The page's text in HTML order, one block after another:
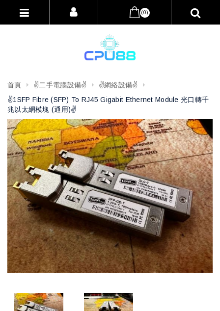
(0)
首頁 ✌️二手電腦設備✌️
✌️網絡設備✌️
✌️1SFP Fibre (SFP) To RJ45 Gigabit Ethernet Module 光口轉千
兆以太網模塊 (通用)✌️